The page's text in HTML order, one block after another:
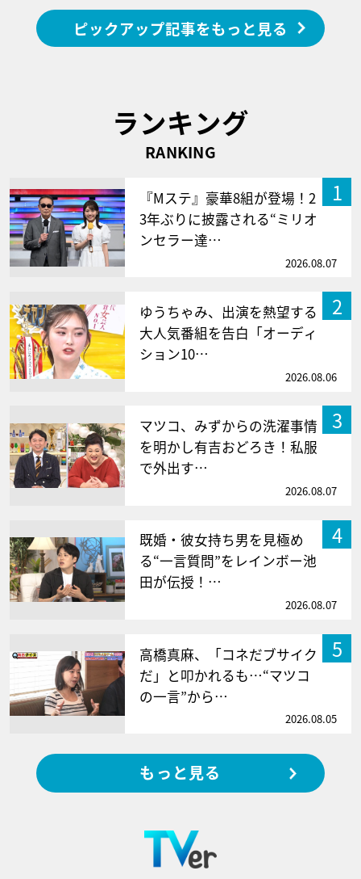
ピックアップ記事をもっと見る
ランキング
RANKING
1
『Mステ』豪華8組が登場！2
3年ぶりに披露される“ミリオ
ンセラー達…
2026.08.07
2
ゆうちゃみ、出演を熱望する
大人気番組を告白「オーディ
ション10…
2026.08.06
3
マツコ、みずからの洗濯事情
を明かし有吉おどろき！私服
で外出す…
2026.08.07
4
既婚・彼女持ち男を見極め
る“一言質問”をレインボー池
田が伝授！…
2026.08.07
5
高橋真麻、「コネだブサイク
だ」と叩かれるも…“マツコ
の一言”から…
2026.08.05
もっと見る